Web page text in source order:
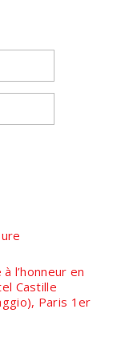
l’honneur en
Castille
Paris 1er